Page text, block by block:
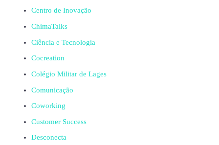
Centro de Inovação
ChimaTalks
Ciência e Tecnologia
Cocreation
Colégio Militar de Lages
Comunicação
Coworking
Customer Success
Desconecta